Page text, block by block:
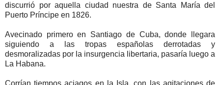
discurrió por aquella ciudad nuestra de Santa María del
Puerto Príncipe en 1826.
Avecinado primero en Santiago de Cuba, donde llegara
siguiendo a las tropas españolas derrotadas y
desmoralizadas por la insurgencia libertaria, pasaría luego a
La Habana.
Corrían tiempos aciagos en la Isla, con las agitaciones de